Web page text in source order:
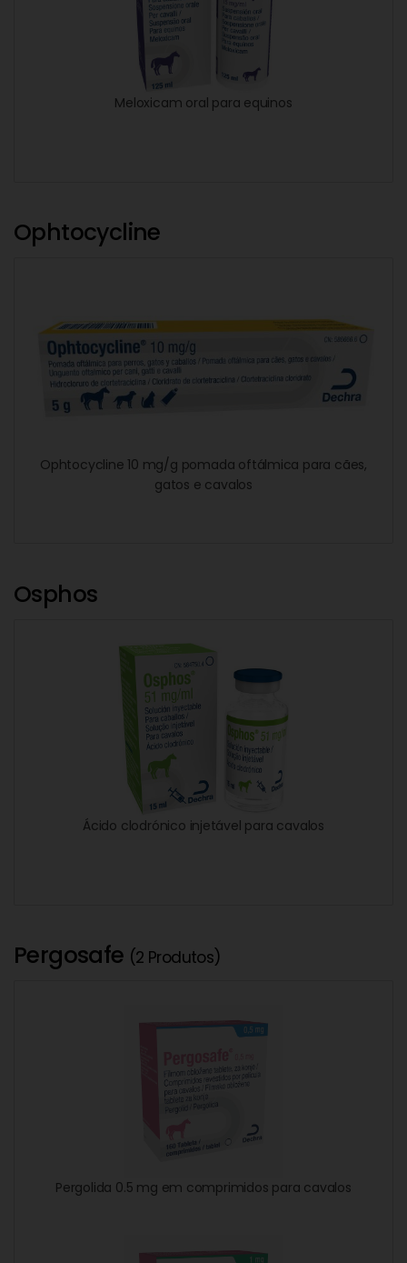
Meloxicam oral para equinos
Ophtocycline
Ophtocycline 10 mg/g pomada oftálmica para cães,
gatos e cavalos
Osphos
Ácido clodrónico injetável para cavalos
Pergosafe (2 Produtos)
Pergolida 0.5 mg em comprimidos para cavalos